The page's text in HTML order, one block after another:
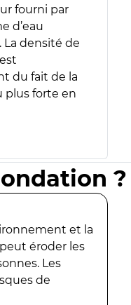
fourni par
d’eau
La densité de
du fait de la
plus forte en
?
et la
éroder les
Les
de